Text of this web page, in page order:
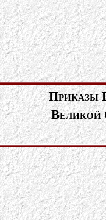
Приказы
Великой